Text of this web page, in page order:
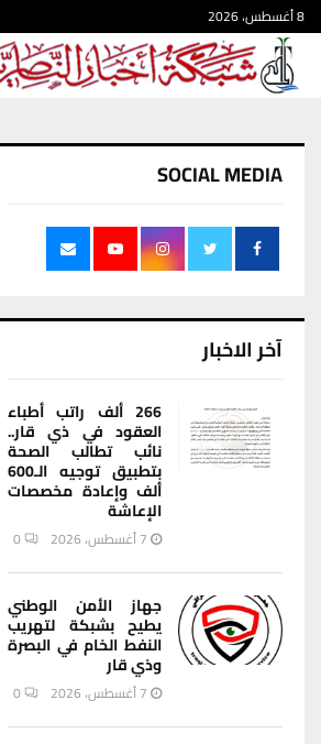
8 أغسطس، 2026
SOCIAL MEDIA
آخر الاخبار
266 ألف راتب أطباء
العقود في ذي قار..
نائب تطالب الصحة
بتطبيق توجيه الـ600
ألف وإعادة مخصصات
الإعاشة
7 أغسطس، 2026 0
جهاز الأمن الوطني
يطيح بشبكة لتهريب
النفط الخام في البصرة
وذي قار
7 أغسطس، 2026 0